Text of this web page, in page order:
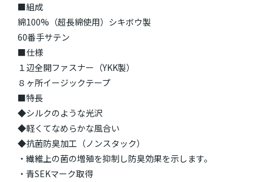
■組成
綿100%（超長綿使用）シキボウ製
60番手サテン
■仕様
１辺全開ファスナー（YKK製）
８ヶ所イージックテープ
■特長
◆シルクのような光沢
◆軽くてなめらかな風合い
◆抗菌防臭加工（ノンスタック）
・繊維上の菌の増殖を抑制し防臭効果を示します。
・青SEKマーク取得